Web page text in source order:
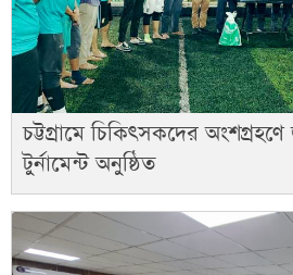
চট্টগ্রামে চিকিৎসকদের
টুর্নামেন্ট অনুষ্ঠিত